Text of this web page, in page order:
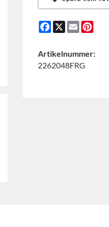
Facebook
X Email
Artikelnummer:
2262048FRG